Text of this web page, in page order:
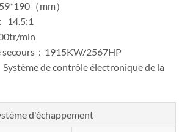
（mm）
14.5:1
min
：1915KW/2567HP
de contrôle électronique de la
d'échappement